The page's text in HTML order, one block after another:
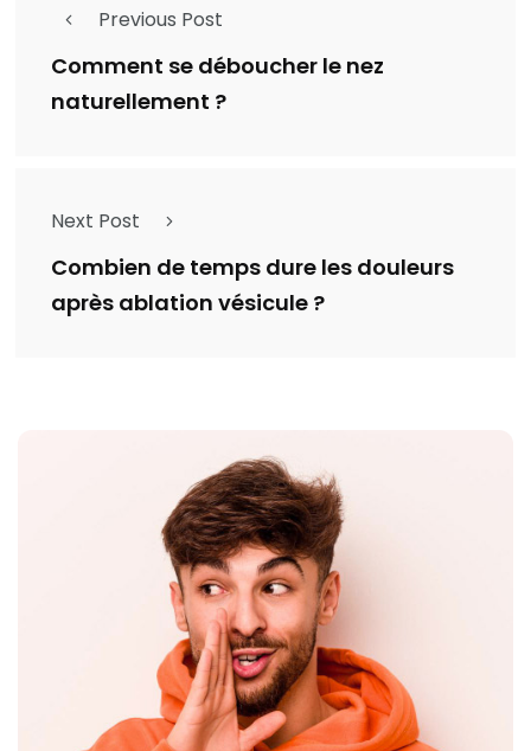
Previous Post
Comment se déboucher le nez
naturellement ?
Next Post
Combien de temps dure les douleurs
après ablation vésicule ?